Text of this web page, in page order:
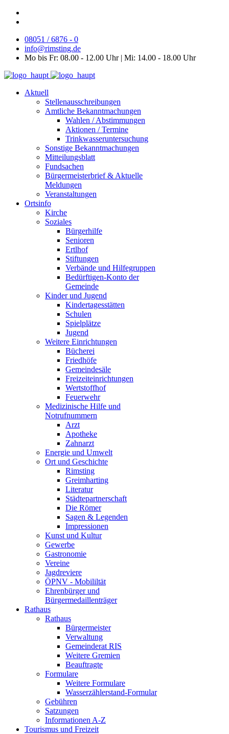
08051 / 6876 - 0
info@rimsting.de
Mo bis Fr: 08.00 - 12.00 Uhr | Mi: 14.00 - 18.00 Uhr
Aktuell
Stellenausschreibungen
Amtliche Bekanntmachungen
Wahlen / Abstimmungen
Aktionen / Termine
Trinkwasseruntersuchung
Sonstige Bekanntmachungen
Mitteilungsblatt
Fundsachen
Bürgermeisterbrief & Aktuelle
Meldungen
Veranstaltungen
Ortsinfo
Kirche
Soziales
Bürgerhilfe
Senioren
Ertlhof
Stiftungen
Verbände und Hilfegruppen
Bedürftigen-Konto der
Gemeinde
Kinder und Jugend
Kindertagesstätten
Schulen
Spielplätze
Jugend
Weitere Einrichtungen
Bücherei
Friedhöfe
Gemeindesäle
Freizeiteinrichtungen
Wertstoffhof
Feuerwehr
Medizinische Hilfe und
Notrufnummern
Arzt
Apotheke
Zahnarzt
Energie und Umwelt
Ort und Geschichte
Rimsting
Greimharting
Literatur
Städtepartnerschaft
Die Römer
Sagen & Legenden
Impressionen
Kunst und Kultur
Gewerbe
Gastronomie
Vereine
Jagdreviere
ÖPNV - Mobililtät
Ehrenbürger und
Bürgermedaillenträger
Rathaus
Rathaus
Bürgermeister
Verwaltung
Gemeinderat RIS
Weitere Gremien
Beauftragte
Formulare
Weitere Formulare
Wasserzählerstand-Formular
Gebühren
Satzungen
Informationen A-Z
Tourismus und Freizeit